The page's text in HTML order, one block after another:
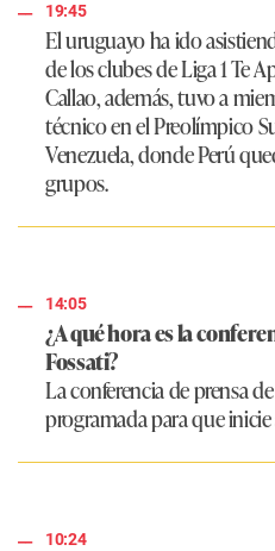
19:45
El uruguayo ha ido
de los clubes de Liga 1 Te
Callao, además, tuvo a
técnico en el Preolímpico
Venezuela, donde Perú
grupos.
14:05
¿A qué hora es la
Fossati?
La conferencia de prensa
programada para que
10:24